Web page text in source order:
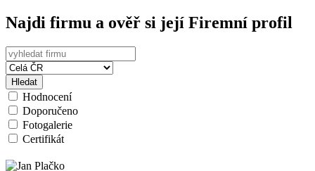
Najdi firmu a ověř si její Firemní profil
Hledat
Hodnocení
Doporučeno
Fotogalerie
Certifikát